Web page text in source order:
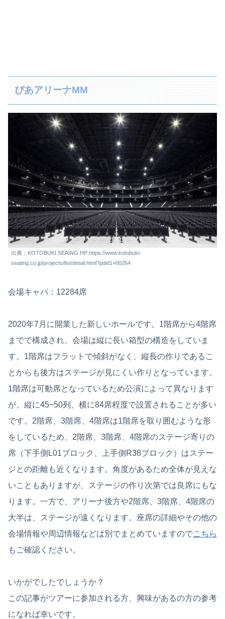
ぴあアリーナMM
出典：KOTOBUKI SEAING HP https://www.kotobuki-
seating.co.jp/projects/list/detail.html?pdid1=00264
会場キャパ：12284席
2020年7月に開業した新しいホールです。1階席から4階席
までで構成され、会場は縦に長い箱型の構造をしていま
す。1階席はフラットで傾斜がなく、縦長の作りであるこ
とからも後方はステージが見にくい作りとなっています。
1階席は可動席となっているため公演によって異なります
が、縦に45~50列、横に84席程度で設置されることが多い
です。2階席、3階席、4階席は1階席を取り囲むような形
をしているため、2階席、3階席、4階席のステージ寄りの
席（下手側L01ブロック、上手側R38ブロック）はステー
ジとの距離も近くなります。角度があるため全体が見えな
いこともありますが、ステージの作り次第では良席にもな
ります。一方で、アリーナ後方や2階席、3階席、4階席の
大半は、ステージが遠くなります。座席の詳細やその他の
会場情報や周辺情報などは別でまとめていますのでこちら
もご確認ください。
いかがでしたでしょうか？
この記事がツアーに参加される方、興味があるの方の参考
になれば幸いです。